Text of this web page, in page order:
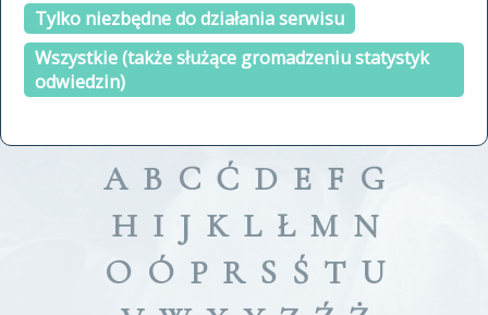
Tylko niezbędne do działania serwisu
Wszystkie (także służące gromadzeniu statystyk
odwiedzin)
a fronte
a tergo
A B C Ć D E F G
H I J K L Ł M N
O Ó P R S Ś T U